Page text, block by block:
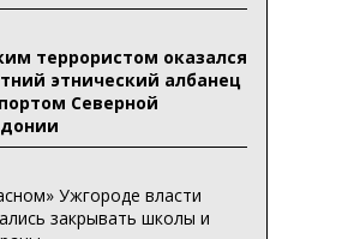
террористом оказался
этнический албанец
Северной
Ужгороде власти
закрывать школы и